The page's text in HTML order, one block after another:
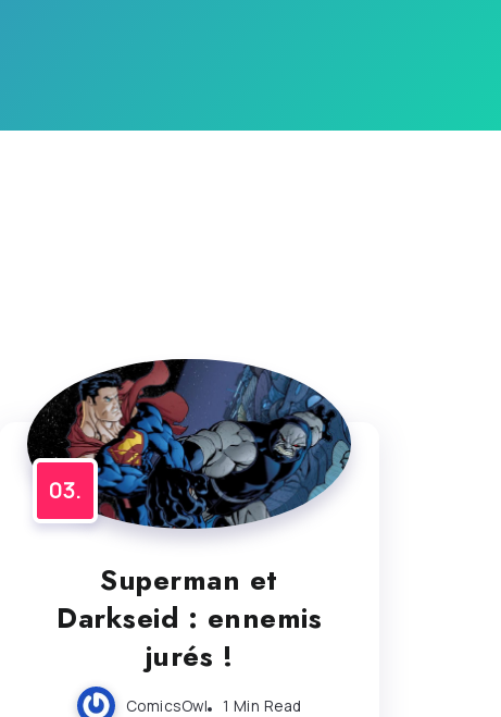
Superman et
Darkseid : ennemis
jurés !
ComicsOwl 1 Min Read